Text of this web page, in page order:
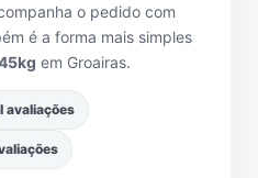
o pedido com
é a forma mais simples
em Groairas.
avaliações